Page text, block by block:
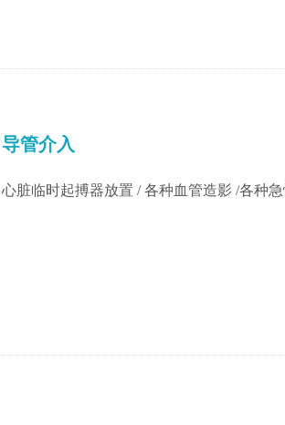
导管介入
心脏临时起搏器放置 / 各种血管造影 /各种